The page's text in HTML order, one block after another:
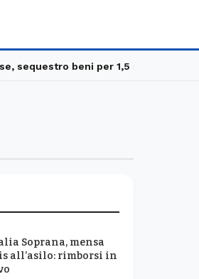
beni per 1,5 milioni
Soprana, mensa
all’asilo: rimborsi in